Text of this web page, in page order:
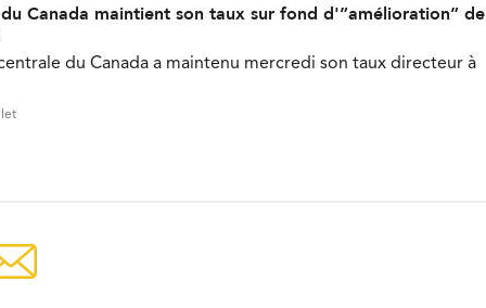
Canada maintient son taux sur fond d'”amélioration” de
du Canada a maintenu mercredi son taux directeur à